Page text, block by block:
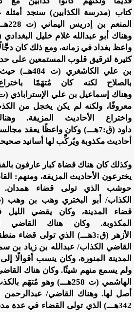
كتاب (مدرسة الكذابين) سنجد
المنعم بن إدريس اليماني (ت 228
وهناك أبو عبدالله غلام خليل
واعظ بغداد في زمانه، ومع ذلك كان
كثيرة لترقيق قلوب المستمعين على
بن علي الكاشغري (ت 484هــ)
بالصلاح لكنه كان مُتهَمًا
وهناك إسماعيل بن علي الإستراباذي
معروفًا، ولكنه لم يكن يخجل من
واختراع الأحاديث المزيفة.
داود (ق:7هـــ) وكان واعظًا يعقد
أحاديث مكذوبة ويُركِّب لها أسانيد
وكذلك كان هناك قضاة كبار عارفون
يخترعون الأحاديث المزيفة، ومنهم:
حوشب الذي تولى قضاء همدان.
الكذاب/ أبو البختري وهب بن وهب
قضاء المدينة، وكان يقضي الليل
المكذوبة. وكان هناك
الأزهر (ق:3هـــ) الذي تولى قضاء
القاضي الكذاب/ عبدالله بن زياد بن
المدينة المنورة، وكان ينسب أقوالًا
ولم يسمع منهم شيئًا. وكان هناك
الهاشمي (ت 258هـــ) وهو مُتهَم
أصل لها. وهناك القاضي/
342هـــ) الذي تولى القضاء في عدة